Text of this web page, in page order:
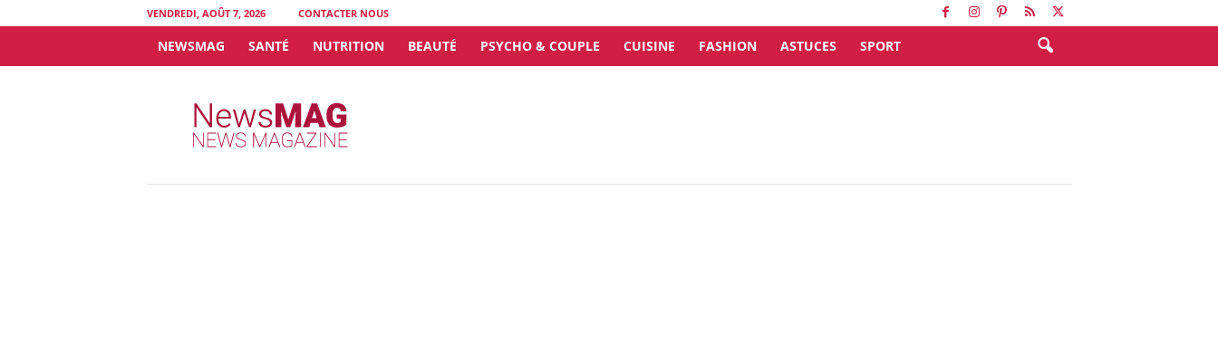
VENDREDI, AOÛT 7, 2026 CONTACTER NOUS
NEWSMAG SANTÉ NUTRITION BEAUTÉ PSYCHO & COUPLE CUISINE FASHION ASTUCES SPORT